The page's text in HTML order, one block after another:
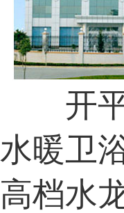
开平
水暖卫
高档水